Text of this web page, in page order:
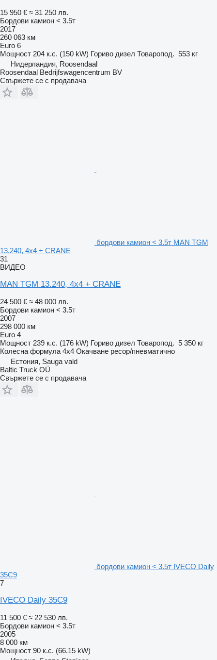
15 950 € ≈ 31 250 лв.
Бордови камион < 3.5т
2017
260 063 км
Euro 6
Мощност 204 к.с. (150 kW) Гориво дизел Товаропод. 553 кг
Нидерландия, Roosendaal
Roosendaal Bedrijfswagencentrum BV
Свържете се с продавача
бордови камион < 3.5т MAN TGM
13.240, 4x4 + CRANE
31
ВИДЕО
MAN TGM 13.240, 4x4 + CRANE
24 500 € ≈ 48 000 лв.
Бордови камион < 3.5т
2007
298 000 км
Euro 4
Мощност 239 к.с. (176 kW) Гориво дизел Товаропод. 5 350 кг
Колесна формула 4x4 Окачване ресор/пневматично
Естония, Sauga vald
Baltic Truck OÜ
Свържете се с продавача
бордови камион < 3.5т IVECO Daily
35C9
7
IVECO Daily 35C9
11 500 € ≈ 22 530 лв.
Бордови камион < 3.5т
2005
8 000 км
Мощност 90 к.с. (66.15 kW)